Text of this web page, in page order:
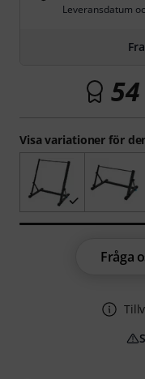
Visa variationer för
Leveransdatum
54
Fråga